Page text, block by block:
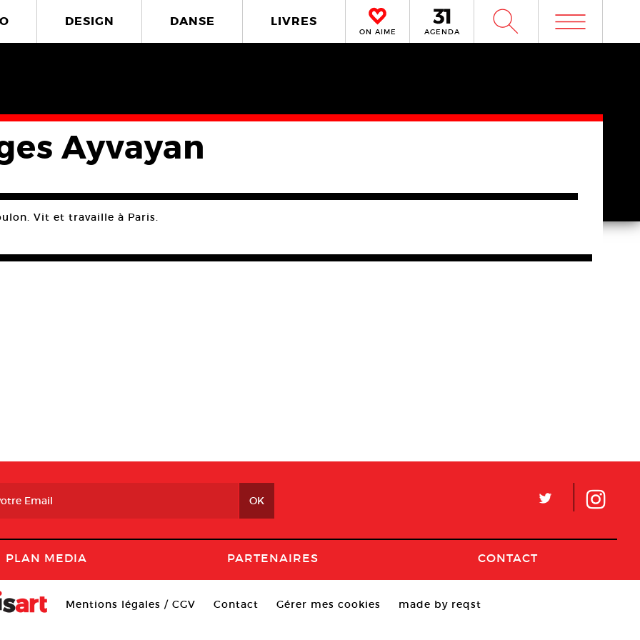
DESIGN DANSE LIVRES
ON AIME AGENDA W m
Ayvayan
Vit et travaille à Paris.
L
PLAN MEDIA PARTENAIRES CONTACT
Mentions légales / CGV Contact Gérer mes cookies made by reqst